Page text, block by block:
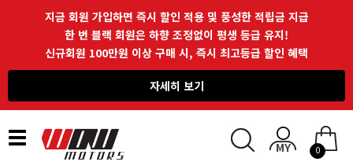
지금 회원 가입하면 즉시 할인 적용 및 풍성한 적립금 지급
한 번 블랙 회원은 하향 조정없이 평생 등급 유지!
신규회원 100만원 이상 구매 시, 즉시 최고등급 할인 혜택
자세히 보기
Toggle
navigation
0